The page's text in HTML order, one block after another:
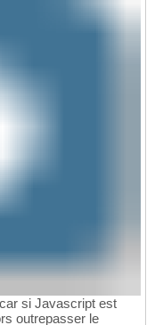
car si Javascript est
outrepasser le